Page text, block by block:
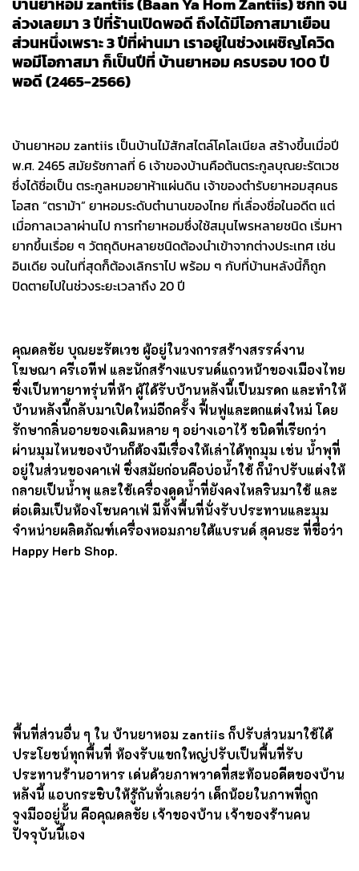
ผ่านไปผ่านมาแถวถนนตะนาว บริเวณสี่แยกคอกวัวก็
หลายครั้ง แต่Sineha Bangkokก็ยังไม่เคยมาเยือน
บ้านยาหอมzantiis (Baan Ya Hom Zantiis)ซักที จน
ล่วงเลยมา 3 ปีที่ร้านเปิดพอดี ถึงได้มีโอกาสมาเยือน
ส่วนหนึ่งเพราะ 3 ปีที่ผ่านมา เราอยู่ในช่วงเผชิญโควิด
พอมีโอกาสมา ก็เป็นปีที่บ้านยาหอม
บ้านยาหอมzantiisเป็นบ้านไม้สักสไตล์โคโลเนียล สร้างขึ้นเมื่อปี
พ.ศ. 2465 สมัยรัชกาลที่ 6 เจ้าของบ้านคือต้นตระกูลบุณยะรัตเวช
ซึ่งได้ชื่อเป็น ตระกูลหมอยาห้าแผ่นดิน เจ้าของตำรับยาหอมสุคนธ
โอสถ“ตราม้า”ยาหอมระดับตำนานของไทย ที่เลื่องชื่อในอดีต แต่
เมื่อกาลเวลาผ่านไป การทำยาหอมซึ่งใช้สมุนไพรหลายชนิด เริ่มหา
ยากขึ้นเรื่อย ๆ วัตถุดิบหลายชนิดต้องนำเข้าจากต่างประเทศ เช่น
อินเดีย จนในที่สุดก็ต้องเลิกราไป พร้อม ๆ กับที่บ้านหลังนี้ก็ถูก
ปิดตายไปในช่วงระยะเวลาถึง 20 ปี
ต่อเติมเป็นห้องโซนคาเฟ่ มีทั้งพื้นที่นั่งรับประทานและมุม
จำหน่ายผลิตภัณฑ์เครื่องหอมภายใต้แบรนด์สุคนธะที่ชื่อว่า
Happy Herb Shop.